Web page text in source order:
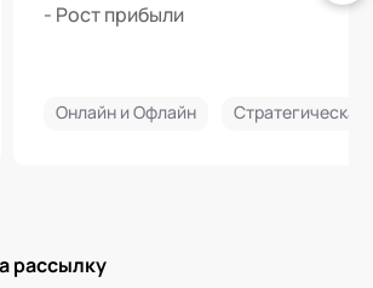
Стратегическая сессия
рассылку